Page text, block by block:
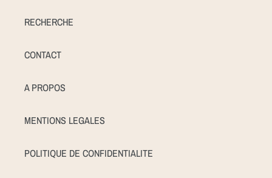
RECHERCHE
CONTACT
A PROPOS
MENTIONS LEGALES
POLITIQUE DE CONFIDENTIALITE